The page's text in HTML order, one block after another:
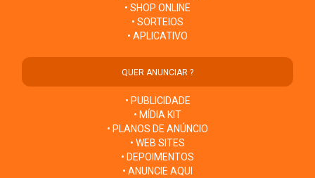
• SHOP ONLINE
• SORTEIOS
• APLICATIVO
QUER ANUNCIAR ?
• PUBLICIDADE
• MÍDIA KIT
• PLANOS DE ANÚNCIO
• WEB SITES
• DEPOIMENTOS
• ANUNCIE AQUI